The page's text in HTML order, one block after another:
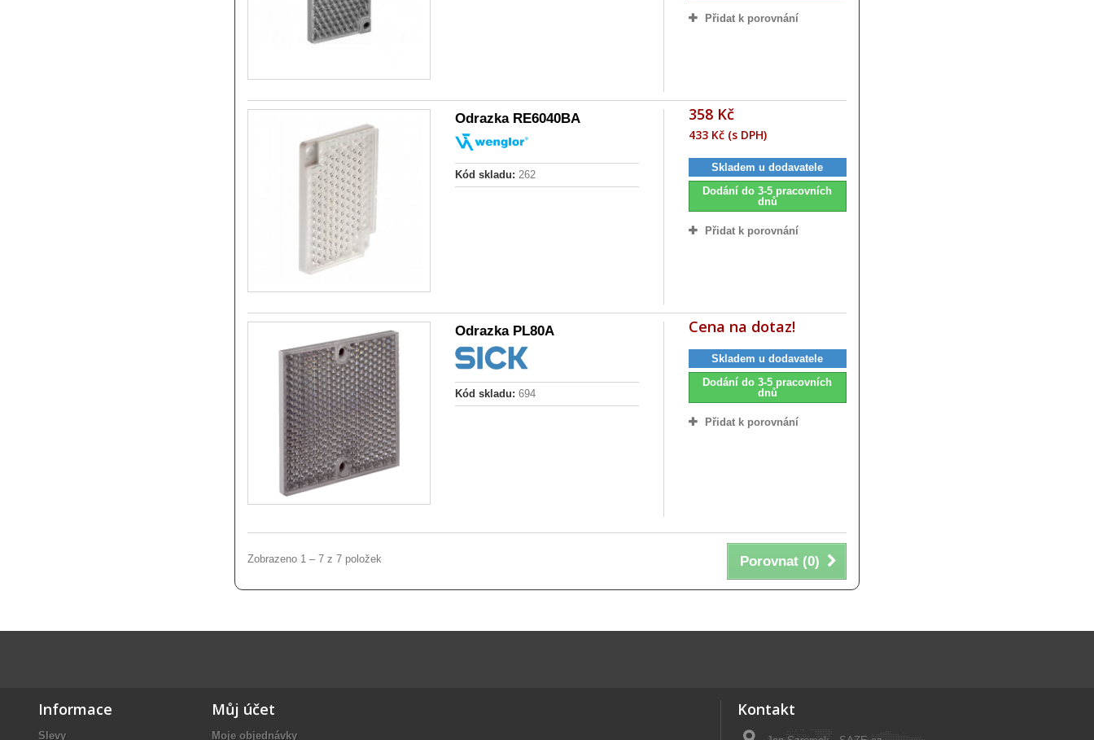
Přidat k porovnání
Odrazka RE6040BA
Kód skladu: 262
358 Kč
433 Kč (s DPH)
Skladem u dodavatele
Dodání do 3-5 pracovních
dnů
Přidat k porovnání
Odrazka PL80A
Kód skladu: 694
Cena na dotaz!
Skladem u dodavatele
Dodání do 3-5 pracovních
dnů
Přidat k porovnání
Porovnat (0)
Zobrazeno 1 – 7 z 7 položek
Informace
Slevy
Můj účet
Moje objednávky
Kontakt